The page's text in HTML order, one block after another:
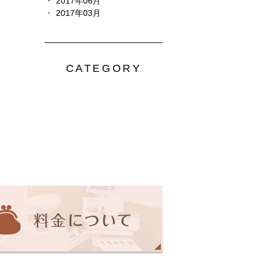
2017年03月
CATEGORY